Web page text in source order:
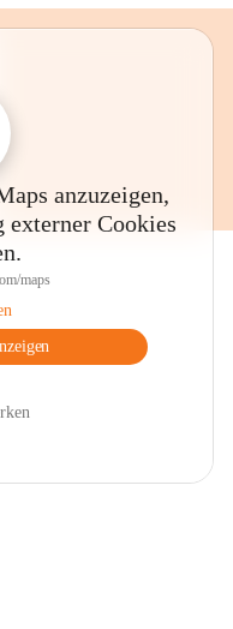
anzuzeigen,
externer Cookies
maps